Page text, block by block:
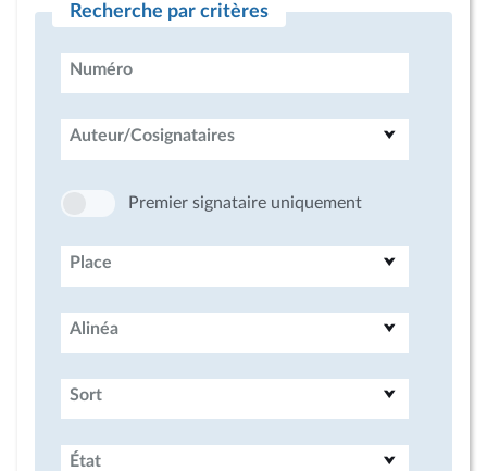
Recherche par critères
Numéro
Auteur/Cosignataires
Premier signataire uniquement
Place
Alinéa
Sort
État